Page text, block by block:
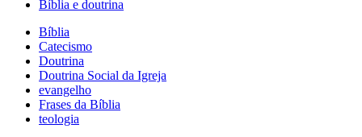
Bíblia e doutrina
Bíblia
Catecismo
Doutrina
Doutrina Social da Igreja
evangelho
Frases da Bíblia
teologia